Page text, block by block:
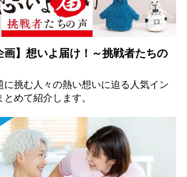
画】想いよ届け！～挑戦者たちの
に挑む人々の熱い想いに迫る人気イン
めて紹介します。